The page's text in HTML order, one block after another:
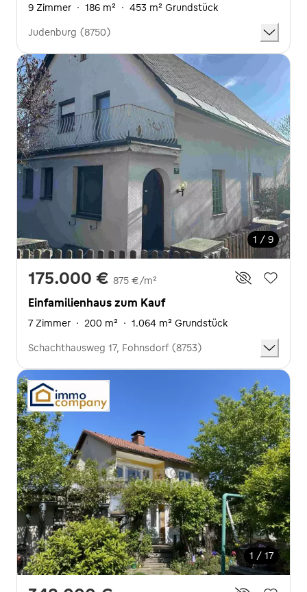
9 Zimmer · 186 m² · 453 m² Grundstück
Judenburg (8750)
1 / 9
175.000 € 875 €/m²
Einfamilienhaus zum Kauf
7 Zimmer · 200 m² · 1.064 m² Grundstück
Schachthausweg 17, Fohnsdorf (8753)
1 / 17